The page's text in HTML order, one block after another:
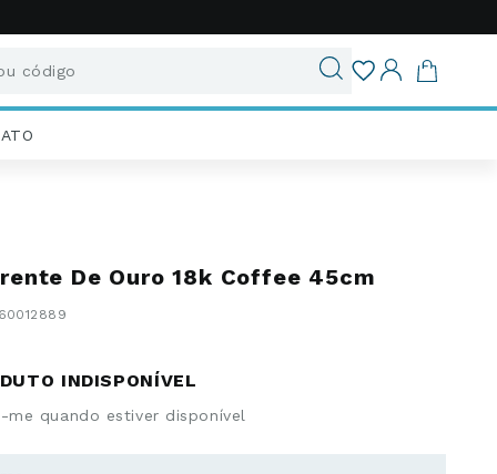
código
De Ouro 18k Coffee 45cm